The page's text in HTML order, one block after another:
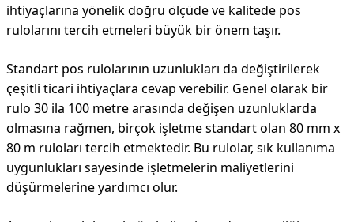
ihtiyaçlarına yönelik doğru ölçüde ve kalitede pos
rulolarını tercih etmeleri büyük bir önem taşır.
Standart pos rulolarının uzunlukları da değiştirilerek
çeşitli ticari ihtiyaçlara cevap verebilir. Genel olarak bir
rulo 30 ila 100 metre arasında değişen uzunluklarda
olmasına rağmen, birçok işletme standart olan 80 mm x
80 m ruloları tercih etmektedir. Bu rulolar, sık kullanıma
uygunlukları sayesinde işletmelerin maliyetlerini
düşürmelerine yardımcı olur.